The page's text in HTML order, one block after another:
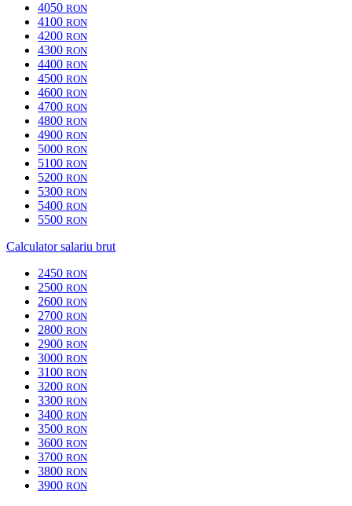
4050 RON
4100 RON
4200 RON
4300 RON
4400 RON
4500 RON
4600 RON
4700 RON
4800 RON
4900 RON
5000 RON
5100 RON
5200 RON
5300 RON
5400 RON
5500 RON
Calculator salariu brut
2450 RON
2500 RON
2600 RON
2700 RON
2800 RON
2900 RON
3000 RON
3100 RON
3200 RON
3300 RON
3400 RON
3500 RON
3600 RON
3700 RON
3800 RON
3900 RON